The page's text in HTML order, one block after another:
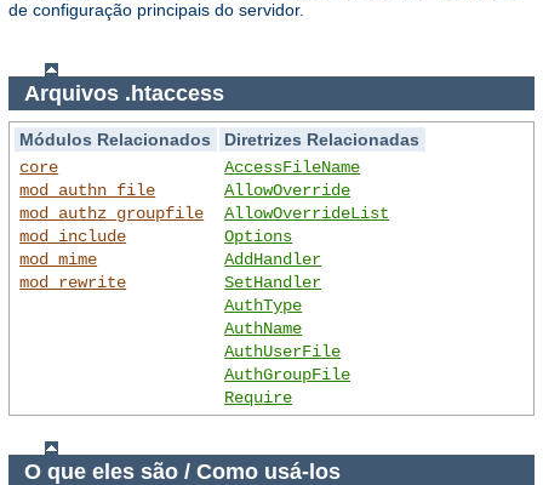
de configuração principais do servidor.
Arquivos .htaccess
Módulos Relacionados
Diretrizes Relacionadas
core
mod_authn_file
mod_authz_groupfile
mod_include
mod_mime
mod_rewrite
AccessFileName
AllowOverride
AllowOverrideList
Options
AddHandler
SetHandler
AuthType
AuthName
AuthUserFile
AuthGroupFile
Require
O que eles são / Como usá-los